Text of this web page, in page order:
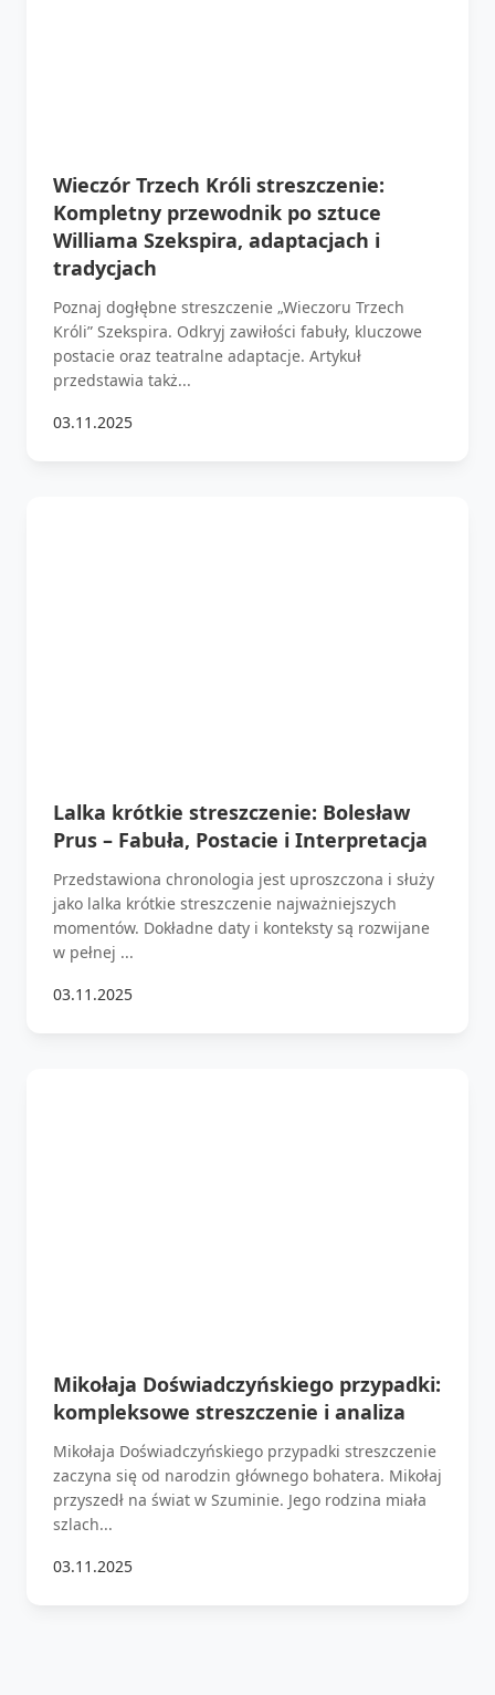
Wieczór Trzech Króli streszczenie:
Kompletny przewodnik po sztuce
Williama Szekspira, adaptacjach i
tradycjach
Poznaj dogłębne streszczenie „Wieczoru Trzech
Króli” Szekspira. Odkryj zawiłości fabuły, kluczowe
postacie oraz teatralne adaptacje. Artykuł
przedstawia takż...
03.11.2025
Lalka krótkie streszczenie: Bolesław
Prus – Fabuła, Postacie i Interpretacja
Przedstawiona chronologia jest uproszczona i służy
jako lalka krótkie streszczenie najważniejszych
momentów. Dokładne daty i konteksty są rozwijane
w pełnej ...
03.11.2025
Mikołaja Doświadczyńskiego przypadki:
kompleksowe streszczenie i analiza
Mikołaja Doświadczyńskiego przypadki streszczenie
zaczyna się od narodzin głównego bohatera. Mikołaj
przyszedł na świat w Szuminie. Jego rodzina miała
szlach...
03.11.2025